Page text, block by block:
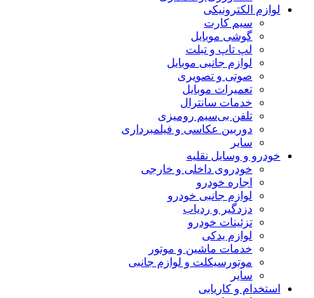
لوازم الکترونیکی
سیم کارت
گوشی موبایل
لپ تاپ و تبلت
لوازم جانبی موبایل
صوتی و تصویری
تعمیرات موبایل
خدمات سانترال
تلفن بی‌سیم رومیزی
دوربین عکاسی و فیلمبرداری
سایر
خودرو و وسایل نقلیه
خودروی داخلی و خارجی
اجاره خودرو
لوازم جانبی خودرو
دزدگیر و ردیاب
تزئینات خودرو
لوازم یدکی
خدمات ماشین و موتور
موتورسیکلت و لوازم جانبی
سایر
استخدام و کاریابی